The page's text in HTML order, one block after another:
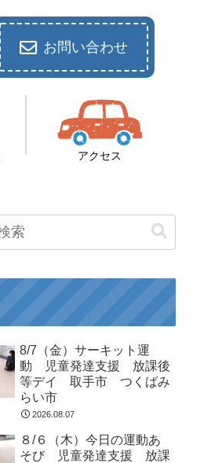
お問い合わせ
アクセス
8/7（金）サーキット運
動 児童発達支援 放課後
等デイ 取手市 つくばみ
らい市
2026.08.07
８/６（木）今日の運動あ
そび 児童発達支援 放課